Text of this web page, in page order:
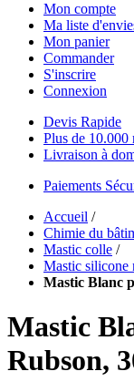
Mon compte
Ma liste
Mon panier
Commander
S'inscrire
Connexion
Devis Rapide
Plus de 10.000
Livraison à
Paiements
Accueil /
Chimie du
Mastic colle /
Mastic silicone
Mastic Blanc
Mastic
Rubson,